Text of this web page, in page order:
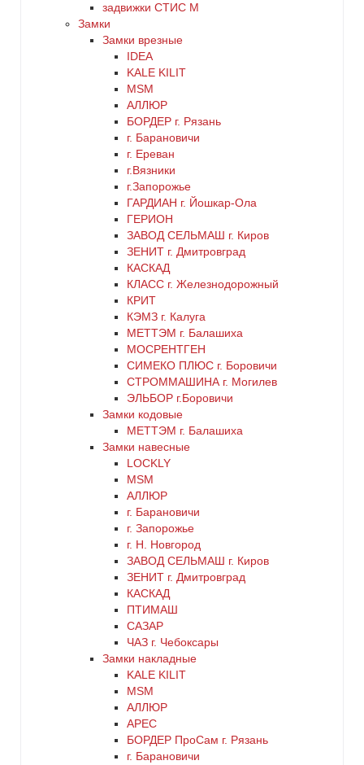
задвижки СТИС М
Замки
Замки врезные
IDEA
KALE KILIT
MSM
АЛЛЮР
БОРДЕР г. Рязань
г. Барановичи
г. Ереван
г.Вязники
г.Запорожье
ГАРДИАН г. Йошкар-Ола
ГЕРИОН
ЗАВОД СЕЛЬМАШ г. Киров
ЗЕНИТ г. Дмитровград
КАСКАД
КЛАСС г. Железнодорожный
КРИТ
КЭМЗ г. Калуга
МЕТТЭМ г. Балашиха
МОСРЕНТГЕН
СИМЕКО ПЛЮС г. Боровичи
СТРОММАШИНА г. Могилев
ЭЛЬБОР г.Боровичи
Замки кодовые
МЕТТЭМ г. Балашиха
Замки навесные
LOCKLY
MSM
АЛЛЮР
г. Барановичи
г. Запорожье
г. Н. Новгород
ЗАВОД СЕЛЬМАШ г. Киров
ЗЕНИТ г. Дмитровград
КАСКАД
ПТИМАШ
САЗАР
ЧАЗ г. Чебоксары
Замки накладные
KALE KILIT
MSM
АЛЛЮР
АРЕС
БОРДЕР ПроСам г. Рязань
г. Барановичи